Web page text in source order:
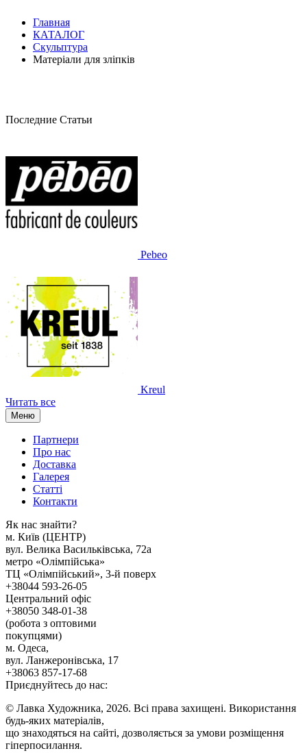
Главная
КАТАЛОГ
Скульптура
Матеріали для зліпків
Последние Статьи
Pebeo
Kreul
Читать все
Меню
Партнери
Про нас
Доставка
Галерея
Статтi
Контакти
Як наc знайти?
м. Киïв (ЦЕНТР)
вул. Велика Васильківська, 72а
метро «Олімпійська»
ТЦ «Олімпійський», 3-й поверх
+38044 593-26-05
Центральний офіс
+38050 348-01-38
(робота з оптовими
покупцями)
м. Одеса,
вул. Ланжеронівська, 17
+38063 857-17-68
Приєднуйтесь до нас:
© Лавка Художника, 2026. Всі права захищені. Використання
будь-яких матеріалів,
що знаходяться на сайті, дозволяється за умови розміщення
гіперпосилання.